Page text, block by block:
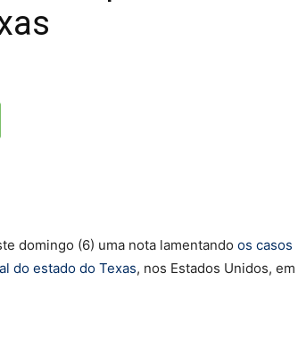
domingo (6) uma nota lamentando os casos
do estado do Texas, nos Estados Unidos, em